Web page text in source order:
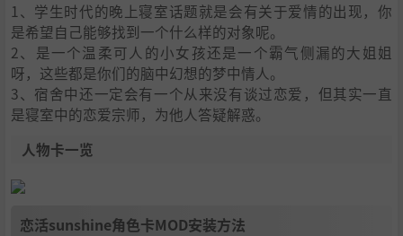
1、学生时代的晚上寝室话题就是会有关于爱情的出现，你
是希望自己能够找到一个什么样的对象呢。
2、是一个温柔可人的小女孩还是一个霸气侧漏的大姐姐
呀，这些都是你们的脑中幻想的梦中情人。
3、宿舍中还一定会有一个从来没有谈过恋爱，但其实一直
是寝室中的恋爱宗师，为他人答疑解惑。
人物卡一览
恋活sunshine角色卡MOD安装方法